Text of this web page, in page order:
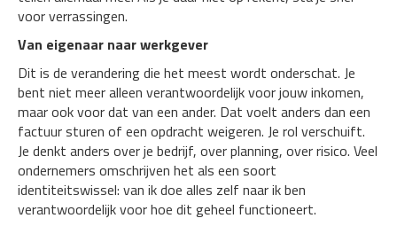
voor verrassingen.
Van eigenaar naar werkgever
Dit is de verandering die het meest wordt onderschat. Je
bent niet meer alleen verantwoordelijk voor jouw inkomen,
maar ook voor dat van een ander. Dat voelt anders dan een
factuur sturen of een opdracht weigeren. Je rol verschuift.
Je denkt anders over je bedrijf, over planning, over risico. Veel
ondernemers omschrijven het als een soort
identiteitswissel: van ik doe alles zelf naar ik ben
verantwoordelijk voor hoe dit geheel functioneert.